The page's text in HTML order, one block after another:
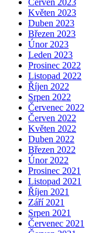
Červen 2023
Květen 2023
Duben 2023
Březen 2023
Únor 2023
Leden 2023
Prosinec 2022
Listopad 2022
Říjen 2022
Srpen 2022
Červenec 2022
Červen 2022
Květen 2022
Duben 2022
Březen 2022
Únor 2022
Prosinec 2021
Listopad 2021
Říjen 2021
Září 2021
Srpen 2021
Červenec 2021